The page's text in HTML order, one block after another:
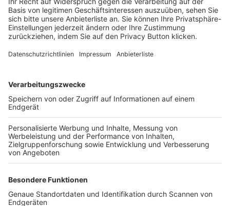
Login SpielPlus
FOLGE DEM BFV
TOP-VEREINE
TOP-PARTNER